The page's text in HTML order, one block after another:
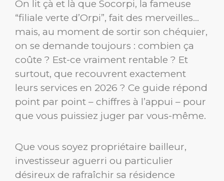
On lit çà et là que Socorpi, la fameuse
“filiale verte d’Orpi”, fait des merveilles…
mais, au moment de sortir son chéquier,
on se demande toujours : combien ça
coûte ? Est-ce vraiment rentable ? Et
surtout, que recouvrent exactement
leurs services en 2026 ? Ce guide répond
point par point – chiffres à l’appui – pour
que vous puissiez juger par vous-même.
Que vous soyez propriétaire bailleur,
investisseur aguerri ou particulier
désireux de rafraîchir sa résidence